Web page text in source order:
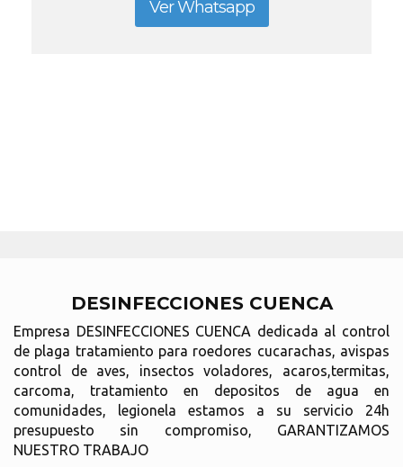
Ver Whatsapp
DESINFECCIONES CUENCA
Empresa DESINFECCIONES CUENCA dedicada al control
de plaga tratamiento para roedores cucarachas, avispas
control de aves, insectos voladores, acaros,termitas,
carcoma, tratamiento en depositos de agua en
comunidades, legionela estamos a su servicio 24h
presupuesto sin compromiso, GARANTIZAMOS
NUESTRO TRABAJO